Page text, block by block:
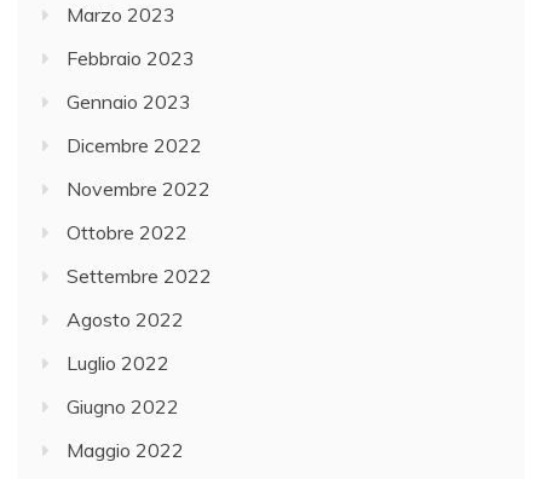
Marzo 2023
Febbraio 2023
Gennaio 2023
Dicembre 2022
Novembre 2022
Ottobre 2022
Settembre 2022
Agosto 2022
Luglio 2022
Giugno 2022
Maggio 2022